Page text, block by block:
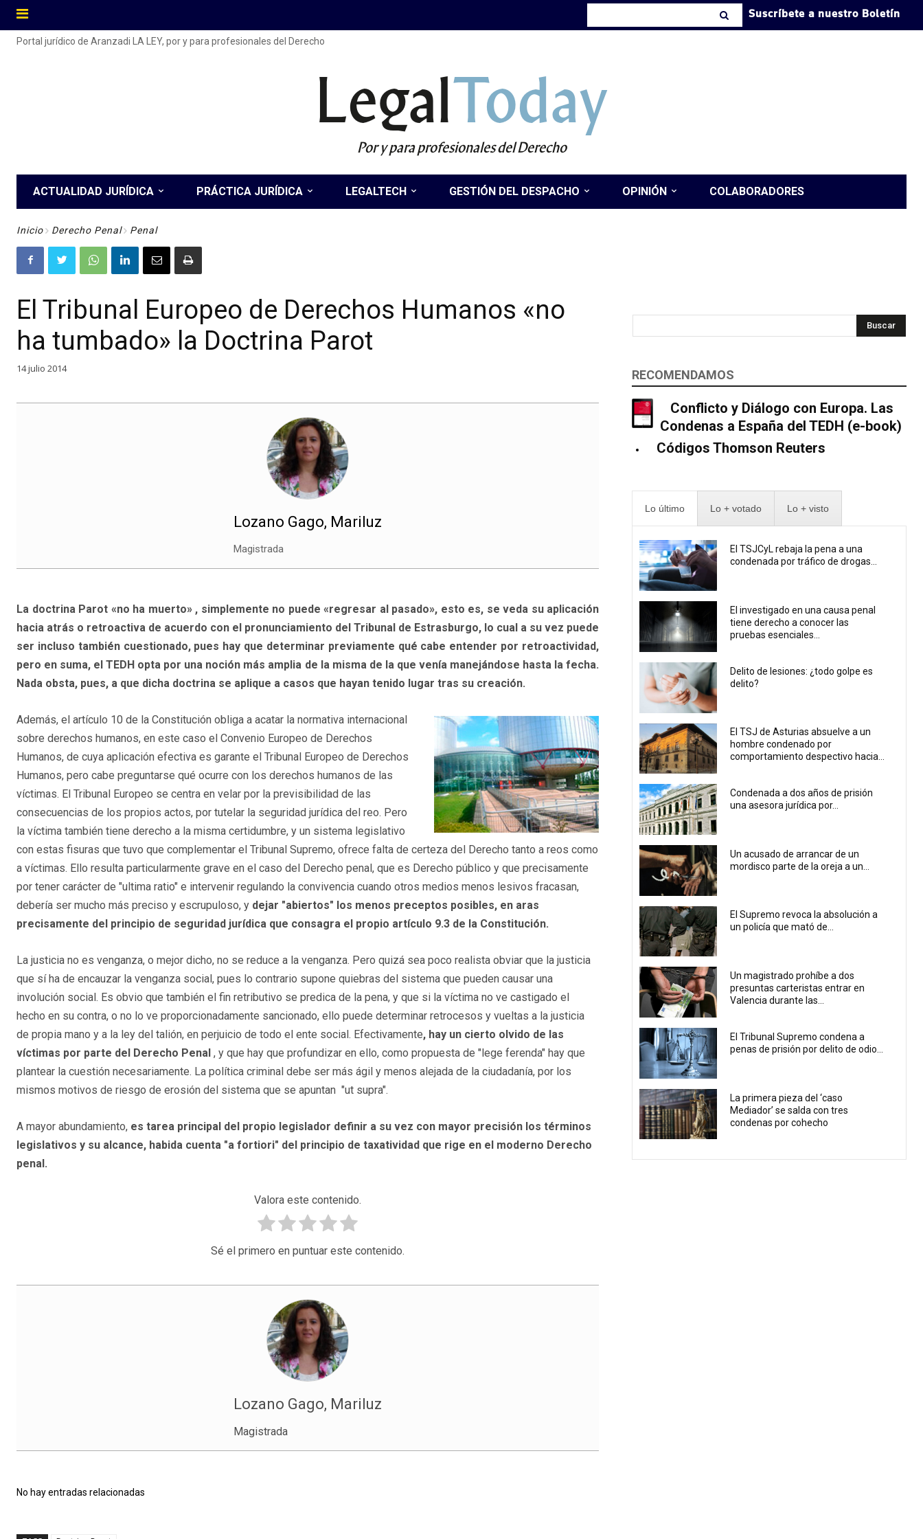
Suscríbete a nuestro Boletín
Portal jurídico de Aranzadi LA LEY, por y para profesionales del Derecho
LegalToday
Por y para profesionales del Derecho
ACTUALIDAD JURÍDICA PRÁCTICA JURÍDICA LEGALTECH GESTIÓN DEL DESPACHO OPINIÓN COLABORADORES
Inicio Derecho Penal Penal
El Tribunal Europeo de Derechos Humanos «no
ha tumbado» la Doctrina Parot
14 julio 2014
Lozano Gago, Mariluz
Magistrada
La doctrina Parot «no ha muerto» , simplemente no puede «regresar al pasado», esto es, se veda su aplicación
hacia atrás o retroactiva de acuerdo con el pronunciamiento del Tribunal de Estrasburgo, lo cual a su vez puede
ser incluso también cuestionado, pues hay que determinar previamente qué cabe entender por retroactividad,
pero en suma, el TEDH opta por una noción más amplia de la misma de la que venía manejándose hasta la fecha.
Nada obsta, pues, a que dicha doctrina se aplique a casos que hayan tenido lugar tras su creación.
Además, el artículo 10 de la Constitución obliga a acatar la normativa internacional
sobre derechos humanos, en este caso el Convenio Europeo de Derechos
Humanos, de cuya aplicación efectiva es garante el Tribunal Europeo de Derechos
Humanos, pero cabe preguntarse qué ocurre con los derechos humanos de las
víctimas. El Tribunal Europeo se centra en velar por la previsibilidad de las
consecuencias de los propios actos, por tutelar la seguridad jurídica del reo. Pero
la víctima también tiene derecho a la misma certidumbre, y un sistema legislativo
con estas fisuras que tuvo que complementar el Tribunal Supremo, ofrece falta de certeza del Derecho tanto a reos como
a víctimas. Ello resulta particularmente grave en el caso del Derecho penal, que es Derecho público y que precisamente
por tener carácter de "ultima ratio" e intervenir regulando la convivencia cuando otros medios menos lesivos fracasan,
debería ser mucho más preciso y escrupuloso, y dejar "abiertos" los menos preceptos posibles, en aras
precisamente del principio de seguridad jurídica que consagra el propio artículo 9.3 de la Constitución.
La justicia no es venganza, o mejor dicho, no se reduce a la venganza. Pero quizá sea poco realista obviar que la justicia
que sí ha de encauzar la venganza social, pues lo contrario supone quiebras del sistema que pueden causar una
involución social. Es obvio que también el fin retributivo se predica de la pena, y que si la víctima no ve castigado el
hecho en su contra, o no lo ve proporcionadamente sancionado, ello puede determinar retrocesos y vueltas a la justicia
de propia mano y a la ley del talión, en perjuicio de todo el ente social. Efectivamente, hay un cierto olvido de las
víctimas por parte del Derecho Penal , y que hay que profundizar en ello, como propuesta de "lege ferenda" hay que
plantear la cuestión necesariamente. La política criminal debe ser más ágil y menos alejada de la ciudadanía, por los
mismos motivos de riesgo de erosión del sistema que se apuntan "ut supra".
A mayor abundamiento, es tarea principal del propio legislador definir a su vez con mayor precisión los términos
legislativos y su alcance, habida cuenta "a fortiori" del principio de taxatividad que rige en el moderno Derecho
penal.
Valora este contenido.
Sé el primero en puntuar este contenido.
Lozano Gago, Mariluz
Magistrada
No hay entradas relacionadas
Buscar
RECOMENDAMOS
Conflicto y Diálogo con Europa. Las
Condenas a España del TEDH (e-book)
Códigos Thomson Reuters
Lo último Lo + votado Lo + visto
El TSJCyL rebaja la pena a una
condenada por tráfico de drogas...
El investigado en una causa penal
tiene derecho a conocer las
pruebas esenciales...
Delito de lesiones: ¿todo golpe es
delito?
El TSJ de Asturias absuelve a un
hombre condenado por
comportamiento despectivo hacia...
Condenada a dos años de prisión
una asesora jurídica por...
Un acusado de arrancar de un
mordisco parte de la oreja a un...
El Supremo revoca la absolución a
un policía que mató de...
Un magistrado prohíbe a dos
presuntas carteristas entrar en
Valencia durante las...
El Tribunal Supremo condena a
penas de prisión por delito de odio...
La primera pieza del ‘caso
Mediador’ se salda con tres
condenas por cohecho